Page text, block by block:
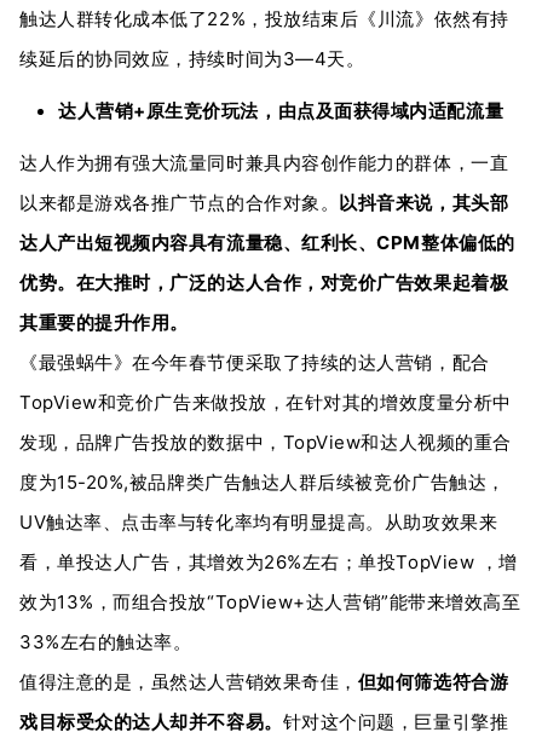
触达人群转化成本低了22%，投放结束后《川流》依然有持
续延后的协同效应，持续时间为3—4天。
达人营销+原生竞价玩法，由点及面获得域内适配流量
达人作为拥有强大流量同时兼具内容创作能力的群体，一直
以来都是游戏各推广节点的合作对象。 以抖音来说，其头部
达人产出短视频内容具有流量稳、红利长、CPM整体偏低的
优势。在大推时，广泛的达人合作，对竞价广告效果起着极
其重要的提升作用。
《最强蜗牛》在今年春节便采取了持续的达人营销，配合
TopView和竞价广告来做投放，在针对其的增效度量分析中
发现，品牌广告投放的数据中，TopView和达人视频的重合
度为15-20%,被品牌类广告触达人群后续被竞价广告触达，
UV触达率、点击率与转化率均有明显提高。从助攻效果来
看，单投达人广告，其增效为26%左右；单投TopView ，增
效为13%，而组合投放“TopView+达人营销”能带来增效高至
33%左右的触达率。
值得注意的是，虽然达人营销效果奇佳， 但如何筛选符合游
戏目标受众的达人却并不容易。 针对这个问题，巨量引擎推